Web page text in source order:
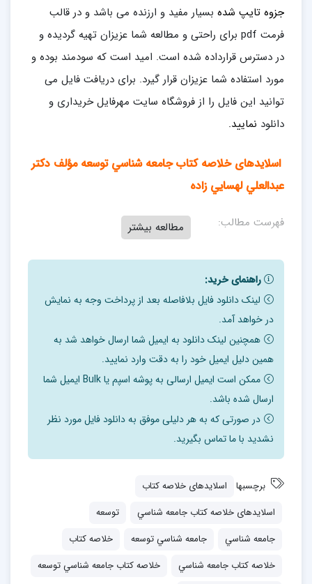
جزوه تایپ شده بسیار مفید و ارزنده می باشد و در قالب
فرمت pdf برای راحتی و مطالعه شما عزیزان تهیه گردیده و
در دسترس قرارداده شده است. امید است که سودمند بوده و
مورد استفاده شما عزیزان قرار گیرد. برای دریافت فایل می
توانید این فایل را از فروشگاه سایت مهرفایل خریداری و
دانلود نمایید.
اسلایدهای خلاصه کتاب جامعه شناسي توسعه مؤلف دكتر
عبدالعلي لهسايي زاده
فهرست مطالب:
فصل دوم: پيشگامان توسعه
فصل سوم: نظريه هاي جامعه شناسي توسعه
فصل چهارم: موانع توسعه در كشورهاي در حال توسعه
فص پنجم: رويكردهاي قديمي و نو توسعه
فصل ششم: فرايند توسعه در ايران
مفاهیم مربوط به توسعه:
توسعه در واقع نتيجه تكامل، تغيير، رشد، ترقي يا نوسازي
است. تا منظور از اين مفاهيم روشن نگردد، درك اينكه واقعاًً
توسعه چيست مشكل خواهد بود.
فير چايلد در فرهنگ جامعه شناسي ( 1976 )، تكامل را فرايند
عبارت ديگر، تكامل، رشد يا توسعه اي است كه در آن تداوم
مطالعه بیشتر
راهنمای خرید:
لینک دانلود فایل بلافاصله بعد از پرداخت وجه به نمایش
در خواهد آمد.
همچنین لینک دانلود به ایمیل شما ارسال خواهد شد به
همین دلیل ایمیل خود را به دقت وارد نمایید.
ممکن است ایمیل ارسالی به پوشه اسپم یا Bulk ایمیل شما
ارسال شده باشد.
در صورتی که به هر دلیلی موفق به دانلود فایل مورد نظر
نشدید با ما تماس بگیرید.
برچسبها
اسلایدهای خلاصه کتاب
اسلایدهای خلاصه کتاب جامعه شناسي
توسعه
جامعه شناسي
جامعه شناسي توسعه
خلاصه کتاب
خلاصه کتاب جامعه شناسي
خلاصه کتاب جامعه شناسي توسعه